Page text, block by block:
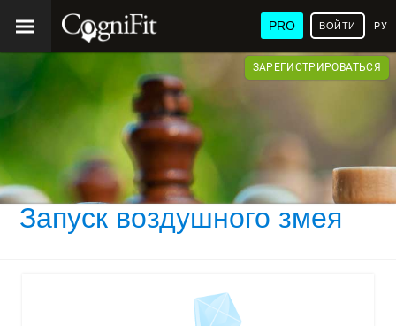
PRO ВОЙТИ
ЗАРЕГИСТРИРОВАТЬСЯ
Запуск воздушного змея